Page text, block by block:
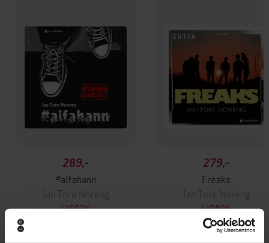
289,-
#alfahann
Jan Tore Noreng
LYDBOK
279,-
Freaks
Jan Tore Noreng
LYDBOK